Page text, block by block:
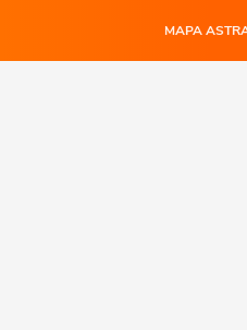
MAPA